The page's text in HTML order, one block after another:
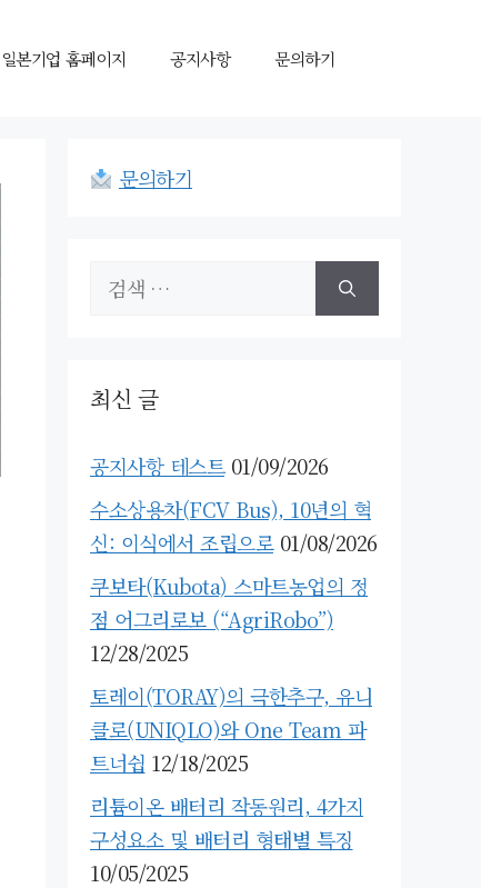
일본기업 홈페이지 공지사항 문의하기
문의하기
최신 글
공지사항 테스트 01/09/2026
수소상용차(FCV Bus), 10년의 혁
신: 이식에서 조립으로 01/08/2026
쿠보타(Kubota) 스마트농업의 정
점 어그리로보 (“AgriRobo”)
12/28/2025
토레이(TORAY)의 극한추구, 유니
클로(UNIQLO)와 One Team 파
트너쉽 12/18/2025
리튬이온 배터리 작동원리, 4가지
구성요소 및 배터리 형태별 특징
10/05/2025